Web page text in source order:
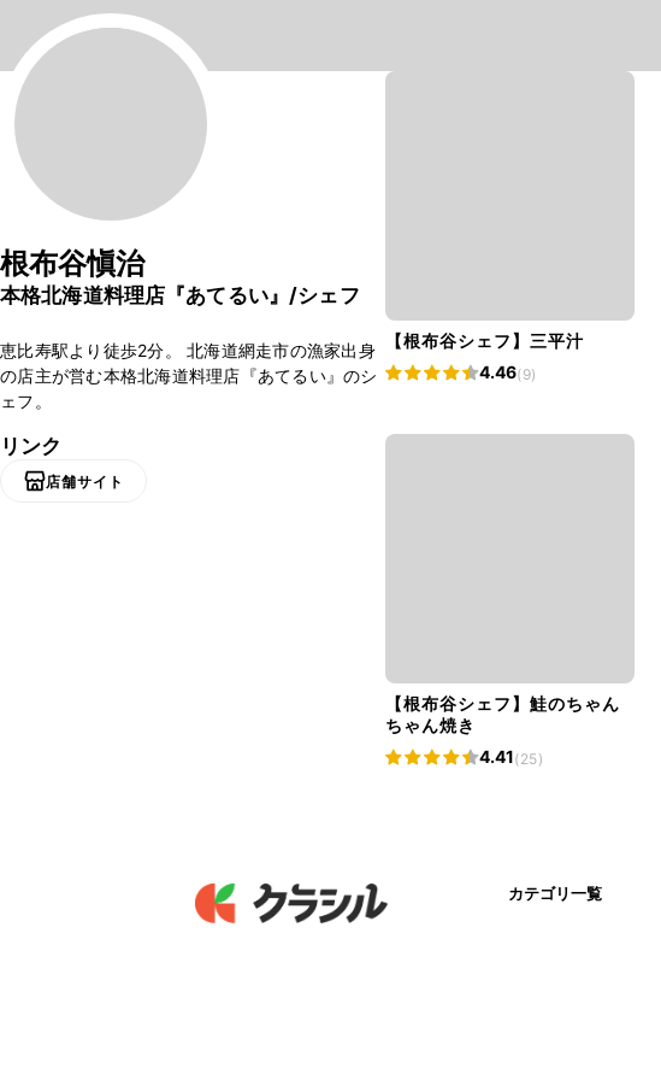
根布谷愼治
本格北海道料理店『あてるい』/シェフ
恵比寿駅より徒歩2分。 北海道網走市の漁家出身
の店主が営む本格北海道料理店『あてるい』のシ
ェフ。
リンク
店舗サイト
【根布谷シェフ】三平汁
4.46(9)
【根布谷シェフ】鮭のちゃん
ちゃん焼き
4.41(25)
カテゴリ一覧